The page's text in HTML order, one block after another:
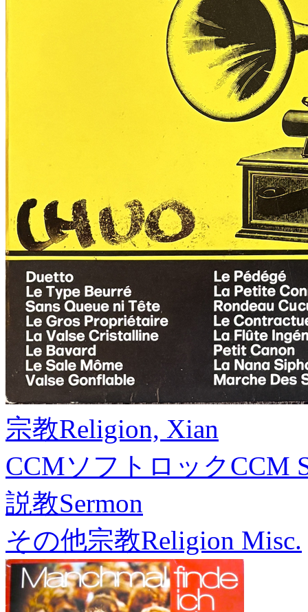
宗教Religion, Xian
CCMソフトロックCCM
説教Sermon
その他宗教Religion Misc.